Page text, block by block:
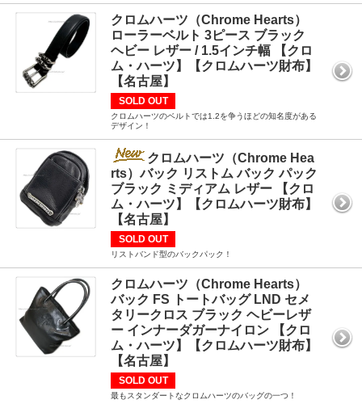
クロムハーツ（Chrome Hearts）
ローラーベルト 3ピース ブラック
ヘビー レザー / 1.5インチ幅 【クロ
ム・ハーツ】【クロムハーツ財布】
【名古屋】
SOLD OUT
クロムハーツのベルトでは1.2を争うほどの知名度がある
デザイン！
クロムハーツ（Chrome Hea
rts）バック リストム バック パック
ブラック ミディアム レザー 【クロ
ム・ハーツ】【クロムハーツ財布】
【名古屋】
SOLD OUT
リストバンド型のバックパック！
クロムハーツ（Chrome Hearts）
バック FS トートバッグ LND セメ
タリークロス ブラック ヘビーレザ
ー インナーダガーナイロン 【クロ
ム・ハーツ】【クロムハーツ財布】
【名古屋】
SOLD OUT
最もスタンダートなクロムハーツのバッグの一つ！